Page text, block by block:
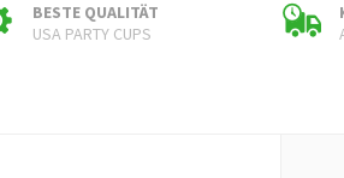
BESTE QUALITÄT
USA PARTY CUPS